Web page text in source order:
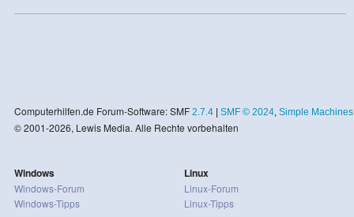
Computerhilfen.de Forum-Software: SMF 2.7.4| SMF © 2024, Simple Machines
© 2001-2026, Lewis Media. Alle Rechte vorbehalten
Windows
Windows-Forum
Windows-Tipps
Linux
Linux-Forum
Linux-Tipps